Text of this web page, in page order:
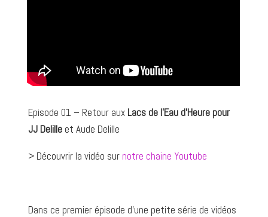
Episode 01 – Retour aux Lacs de l’Eau d’Heure pour
JJ Delilleet Aude Delille
> Découvrir la vidéo sur notre chaine Youtube
Dans ce premier épisode d’une petite série de vidéos